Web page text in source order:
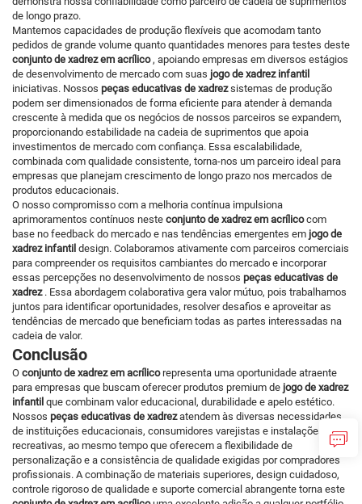
de longo prazo.
Mantemos capacidades de produção flexíveis que acomodam tanto
pedidos de grande volume quanto quantidades menores para testes deste
conjunto de xadrez em acrílico, apoiando empresas em diversos estágios
de desenvolvimento de mercado com suas jogo de xadrez infantil
iniciativas. Nossos peças educativas de xadrezsistemas de produção
podem ser dimensionados de forma eficiente para atender à demanda
crescente à medida que os negócios de nossos parceiros se expandem,
proporcionando estabilidade na cadeia de suprimentos que apoia
investimentos de mercado com confiança. Essa escalabilidade,
combinada com qualidade consistente, torna-nos um parceiro ideal para
empresas que planejam crescimento de longo prazo nos mercados de
produtos educacionais.
O nosso compromisso com a melhoria contínua impulsiona
aprimoramentos contínuos neste conjunto de xadrez em acrílicocom
base no feedback do mercado e nas tendências emergentes em jogo de
xadrez infantil design. Colaboramos ativamente com parceiros comerciais
para compreender os requisitos cambiantes do mercado e incorporar
essas percepções no desenvolvimento de nossos peças educativas de
xadrez . Essa abordagem colaborativa gera valor mútuo, pois trabalhamos
juntos para identificar oportunidades, resolver desafios e aproveitar as
tendências de mercado que beneficiam todas as partes interessadas na
cadeia de valor.
Conclusão
O conjunto de xadrez em acrílico representa uma oportunidade atraente
para empresas que buscam oferecer produtos premium de jogo de xadrez
infantil que combinam valor educacional, durabilidade e apelo estético.
Nossos peças educativas de xadrezatendem às diversas necessidades
de instituições educacionais, consumidores varejistas e instalações
recreativas, ao mesmo tempo que oferecem a flexibilidade de
personalização e a consistência de qualidade exigidas por compradores
profissionais. A combinação de materiais superiores, design cuidadoso,
controle rigoroso de qualidade e suporte comercial abrangente torna este